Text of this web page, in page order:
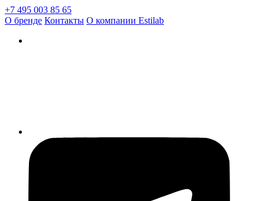
+7 495 003 85 65
О бренде Контакты О компании Estilab